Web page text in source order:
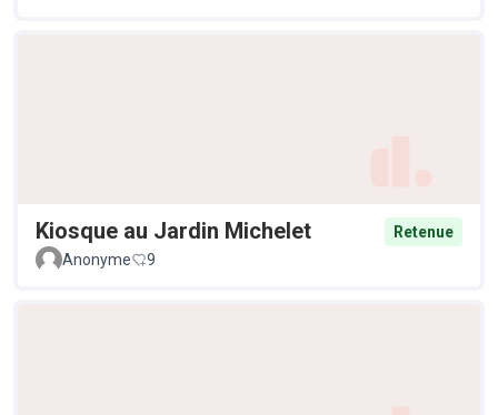
Kiosque au Jardin Michelet
Retenue
Anonyme
9